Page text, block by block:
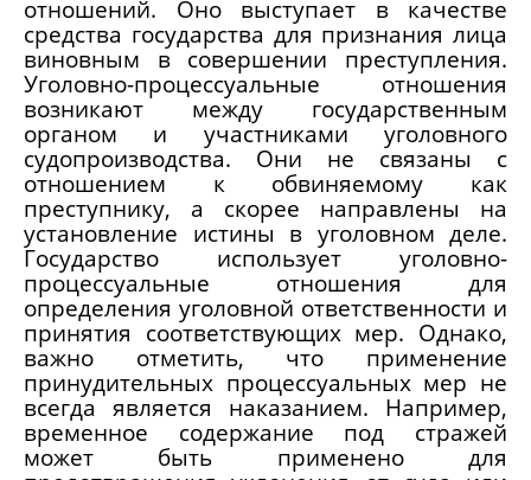
отношений. Оно выступает в качестве
средства государства для признания лица
виновным в совершении преступления.
Уголовно-процессуальные отношения
возникают между государственным
органом и участниками уголовного
судопроизводства. Они не связаны с
отношением к обвиняемому как
преступнику, а скорее направлены на
установление истины в уголовном деле.
Государство использует уголовно-
процессуальные отношения для
определения уголовной ответственности и
принятия соответствующих мер. Однако,
важно отметить, что применение
принудительных процессуальных мер не
всегда является наказанием. Например,
временное содержание под стражей
может быть применено для